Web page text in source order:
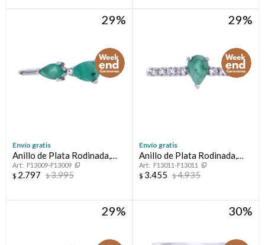
29
Envío gratis
Anillo de Plata Rodinada,
Esmeralda y circonias
F13009-F13009
$ 2.797 $3.995
29
Envío gratis
Anillo de Plata Rodinada,
Esmeralda y circonias
F13011-F13011
$ 3.455 $4.935
29 30